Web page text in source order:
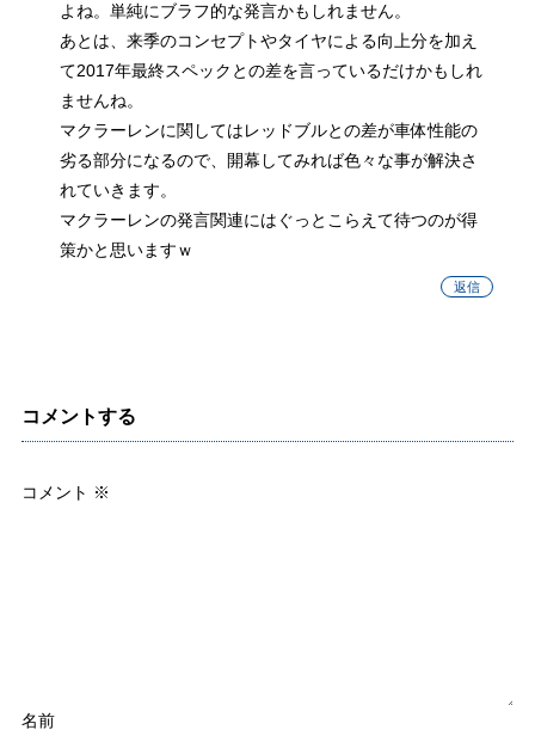
よね。単純にブラフ的な発言かもしれません。
あとは、来季のコンセプトやタイヤによる向上分を加え
て2017年最終スペックとの差を言っているだけかもしれ
ませんね。
マクラーレンに関してはレッドブルとの差が車体性能の
劣る部分になるので、開幕してみれば色々な事が解決さ
れていきます。
マクラーレンの発言関連にはぐっとこらえて待つのが得
策かと思いますｗ
返信
コメントする
コメント ※
名前